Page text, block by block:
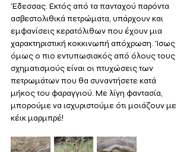
Έδεσσας. Εκτός από τα πανταχού παρόντα
ασβεστολιθικά πετρώματα, υπάρχουν και
εμφανίσεις κερατόλιθων που έχουν μια
χαρακτηριστική κοκκινωπή απόχρωση. Ίσως
όμως ο πιο εντυπωσιακός από όλους τους
σχηματισμούς είναι οι πτυχώσεις των
πετρωμάτων που θα συναντήσετε κατά
μήκος του φαραγγιού. Με λίγη φαντασία,
μπορούμε να ισχυριστούμε ότι μοιάζουν με
κέικ μαρμπρέ!